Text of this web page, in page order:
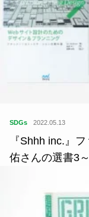
SDGs 2022.05.13
『Shhh inc.』
佑さんの選書3